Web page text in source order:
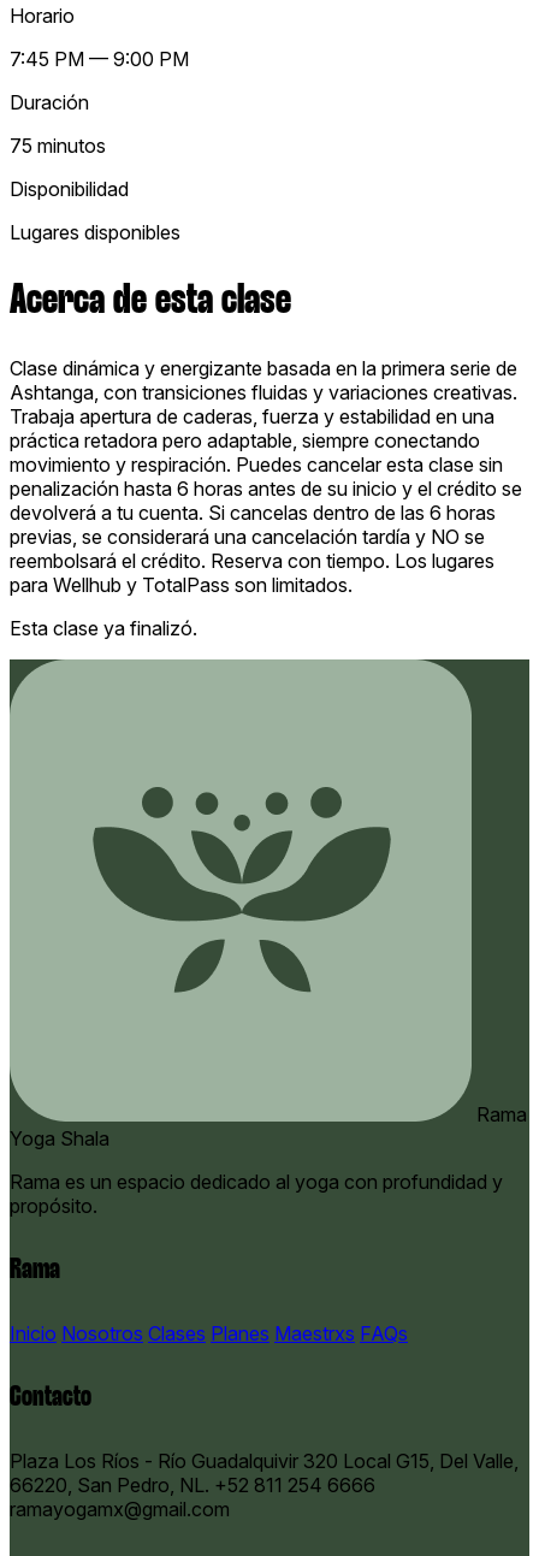
Horario
7:45 PM — 9:00 PM
Duración
75 minutos
Disponibilidad
Lugares disponibles
Acerca de esta clase
Clase dinámica y energizante basada en la primera serie de
Ashtanga, con transiciones fluidas y variaciones creativas.
Trabaja apertura de caderas, fuerza y estabilidad en una
práctica retadora pero adaptable, siempre conectando
movimiento y respiración. Puedes cancelar esta clase sin
penalización hasta 6 horas antes de su inicio y el crédito se
devolverá a tu cuenta. Si cancelas dentro de las 6 horas
previas, se considerará una cancelación tardía y NO se
reembolsará el crédito. Reserva con tiempo. Los lugares
para Wellhub y TotalPass son limitados.
Esta clase ya finalizó.
Rama
Yoga Shala
Rama es un espacio dedicado al yoga con profundidad y
propósito.
Rama
Inicio Nosotros Clases Planes Maestrxs FAQs
Contacto
Plaza Los Ríos - Río Guadalquivir 320 Local G15, Del Valle,
66220, San Pedro, NL. +52 811 254 6666
ramayogamx@gmail.com